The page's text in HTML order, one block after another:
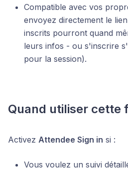
Compatible avec vos
envoyez directement le
inscrits pourront quand
leurs infos - ou s'inscrire
pour la session).
Quand utiliser cette
Activez Attendee Sign in si :
Vous voulez un suivi